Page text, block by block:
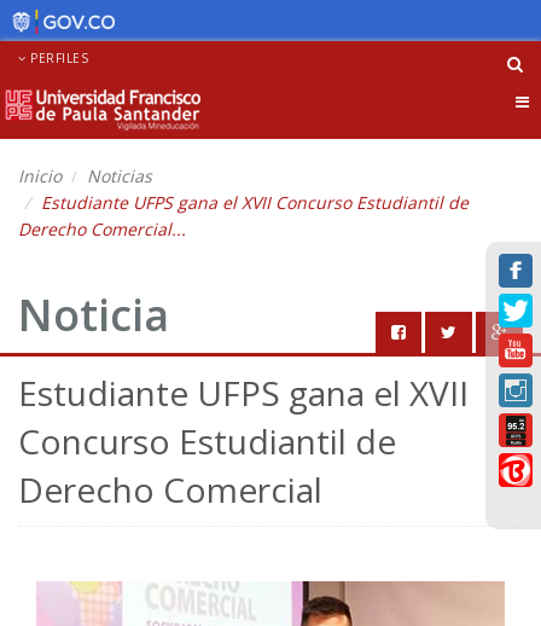
PERFILES
Inicio
Noticias
Estudiante UFPS gana el XVII Concurso Estudiantil de
Derecho Comercial...
Noticia
Estudiante UFPS gana el XVII
Concurso Estudiantil de
Derecho Comercial